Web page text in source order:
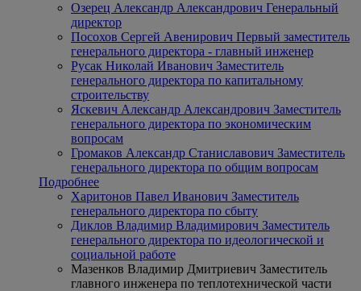
Озерец Александр Александрович Генеральный
директор
Посохов Сергей Авенирович Первый заместитель
генерального директора - главный инженер
Русак Николай Иванович Заместитель
генерального директора по капитальному
строительству
Яскевич Александр Александрович Заместитель
генерального директора по экономическим
вопросам
Громаков Александр Станиславович Заместитель
генерального директора по общим вопросам
Подробнее
Харитонов Павел Иванович Заместитель
генерального директора по сбыту
Диклов Владимир Владимирович Заместитель
генерального директора по идеологической и
социальной работе
Мазенков Владимир Дмитриевич Заместитель
главного инженера по теплотехнической части